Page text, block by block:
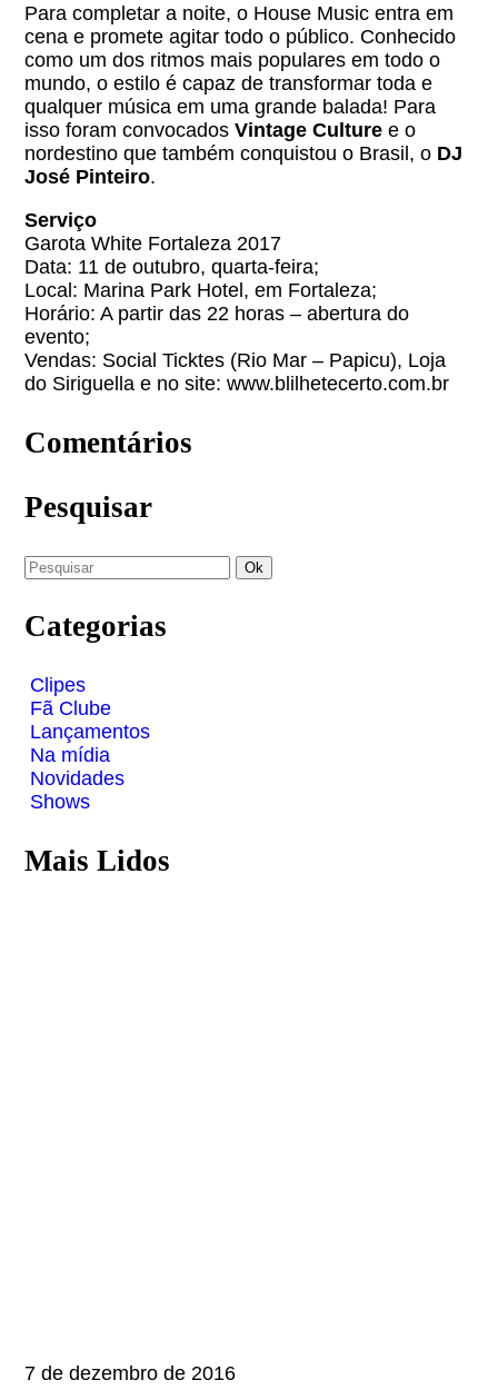
Para completar a noite, o House Music entra em
cena e promete agitar todo o público. Conhecido
como um dos ritmos mais populares em todo o
mundo, o estilo é capaz de transformar toda e
qualquer música em uma grande balada! Para
isso foram convocadosVintage Culture e o
nordestino que também conquistou o Brasil, o DJ
José Pinteiro.
Serviço
Garota White Fortaleza 2017
Data: 11 de outubro, quarta-feira;
Local: Marina Park Hotel, em Fortaleza;
Horário: A partir das 22 horas – abertura do
evento;
Vendas: Social Ticktes (Rio Mar – Papicu), Loja
do Siriguella e no site: www.blilhetecerto.com.br
Comentários
Pesquisar
Categorias
Clipes
Fã Clube
Lançamentos
Na mídia
Novidades
Shows
Mais Lidos
7 de dezembro de 2016